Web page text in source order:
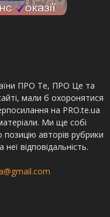
ПРО Те, ПРО Це та
мали б охоронятися
на PRO.te.ua
Ми ще собі
авторів рубрики
відповідальність.